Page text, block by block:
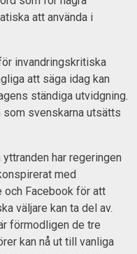
att använda i
invandringskritiska
att säga idag kan
ständiga utvidgning.
som svenskarna utsätts
har regeringen
med
och Facebook för att
väljare kan ta del av.
förmodligen de tre
kan nå ut till vanliga